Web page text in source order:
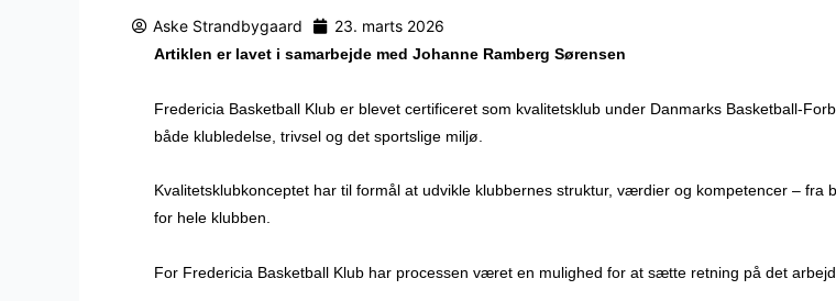
Aske Strandbygaard 23. marts 2026
Artiklen er lavet i samarbejde med Johanne Ramberg Sørensen
Fredericia Basketball Klub er blevet certificeret som kvalitetsklub under Danmarks Basketball-
både klubledelse, trivsel og det sportslige miljø.
Kvalitetsklubkonceptet har til formål at udvikle klubbernes struktur, værdier og kompetencer –
for hele klubben.
For Fredericia Basketball Klub har processen været en mulighed for at sætte retning på det